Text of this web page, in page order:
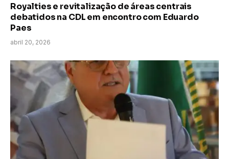
Royalties e revitalização de áreas centrais
debatidos na CDL em encontro com Eduardo
Paes
abril 20, 2026